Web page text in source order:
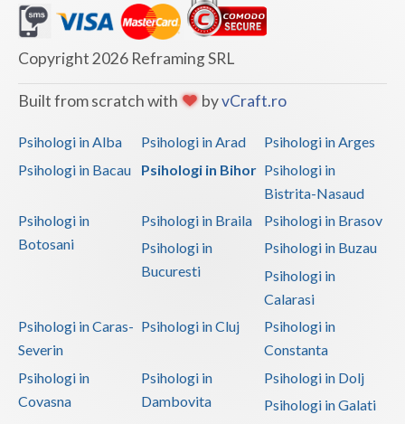
Copyright 2026 Reframing SRL
Built from scratch with byvCraft.ro
Psihologi in Alba Psihologi in Arad
Psihologi in Arges
Psihologi in Bacau
Psihologi in Bihor Psihologi in
Bistrita-Nasaud
Psihologi in
Botosani
Psihologi in Braila
Psihologi in Brasov
Psihologi in
Bucuresti
Psihologi in Buzau
Psihologi in
Calarasi
Psihologi in Caras-
Severin
Psihologi in Cluj
Psihologi in
Constanta
Psihologi in
Covasna
Psihologi in
Dambovita
Psihologi in Dolj
Psihologi in Galati